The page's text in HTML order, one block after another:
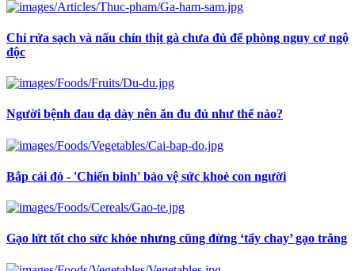
Chỉ rửa sạch và nấu chín thịt gà chưa đủ để phòng nguy cơ ngộ
độc
Người bệnh đau dạ dày nên ăn đu đủ như thế nào?
Bắp cải đỏ - 'Chiến binh' bảo vệ sức khoẻ con người
Gạo lứt tốt cho sức khỏe nhưng cũng đừng ‘tẩy chay’ gạo trắng